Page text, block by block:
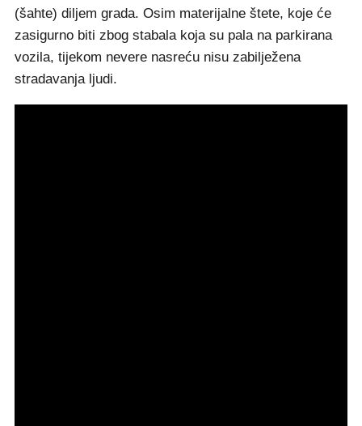
(šahte) diljem grada. Osim materijalne štete, koje će
zasigurno biti zbog stabala koja su pala na parkirana
vozila, tijekom nevere nasreću nisu zabilježena
stradavanja ljudi.